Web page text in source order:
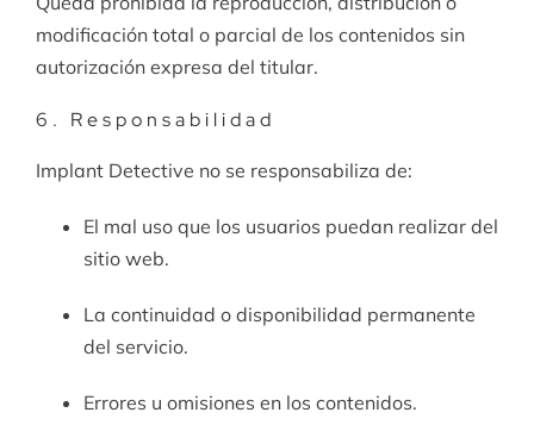
modificación total o parcial de los contenidos sin
autorización expresa del titular.
6. Responsabilidad
Implant Detective no se responsabiliza de:
El mal uso que los usuarios puedan realizar del
sitio web.
La continuidad o disponibilidad permanente
del servicio.
Errores u omisiones en los contenidos.